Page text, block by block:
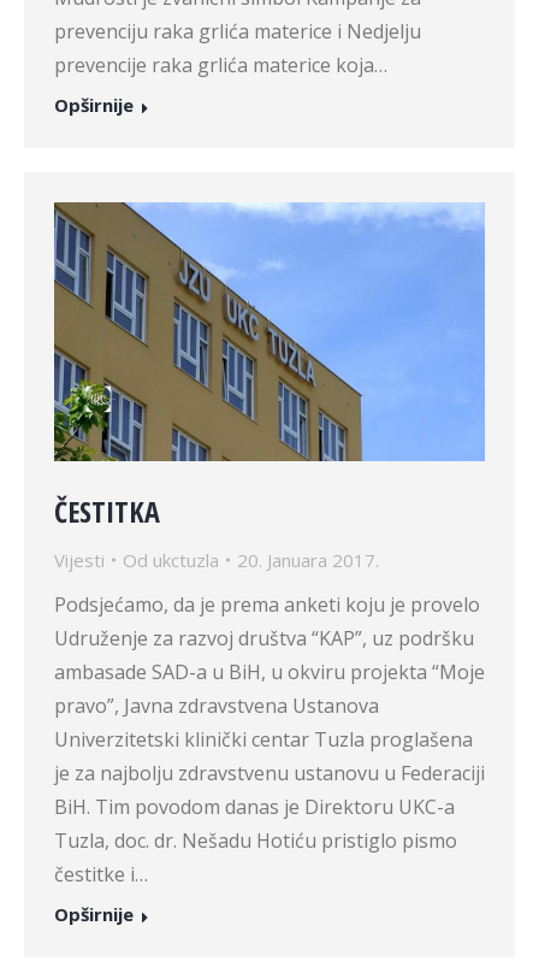
prevenciju raka grlića materice i Nedjelju
prevencije raka grlića materice koja…
Opširnije
ČESTITKA
Vijesti Od ukctuzla 20. Januara 2017.
Podsjećamo, da je prema anketi koju je provelo
Udruženje za razvoj društva “KAP”, uz podršku
ambasade SAD-a u BiH, u okviru projekta “Moje
pravo”, Javna zdravstvena Ustanova
Univerzitetski klinički centar Tuzla proglašena
je za najbolju zdravstvenu ustanovu u Federaciji
BiH. Tim povodom danas je Direktoru UKC-a
Tuzla, doc. dr. Nešadu Hotiću pristiglo pismo
čestitke i…
Opširnije